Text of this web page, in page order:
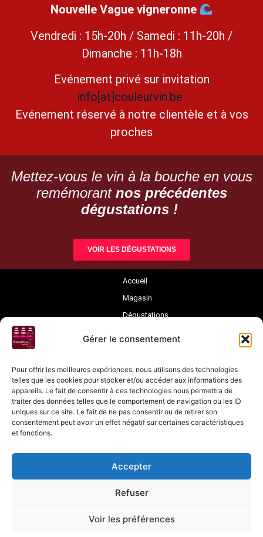
Gérer le consentement
Pour offrir les meilleures expériences, nous utilisons des technologies
telles que les cookies pour stocker et/ou accéder aux informations des
appareils. Le fait de consentir à ces technologies nous permettra de
traiter des données telles que le comportement de navigation ou les ID
uniques sur ce site. Le fait de ne pas consentir ou de retirer son
consentement peut avoir un effet négatif sur certaines caractéristiques
et fonctions.
Accepter
Refuser
Voir les préférences
Nouvelle Vague vigneronne
Vendredi : 15h-20h / Samedi : 11h-20h /
Dimanche : 11h-18h
Evénement privé sur invitation
info[at]couleurvin.be
Evénement réservé à notre clientèle et à vos
proches
Mettez-vous le vin à la bouche en vous
remémorantnos précédentes
dégustations !
VOIR LES DÉGUSTATIONS
Accueil
Magasin
Dégustations
Nos Vins
Nos Champagnes
Nos Distilleries
Vins Suisses
A propos
© 2003-2026 Couleur Vin (SRL) – BE 0861.293.385 – Avenue du Marouset